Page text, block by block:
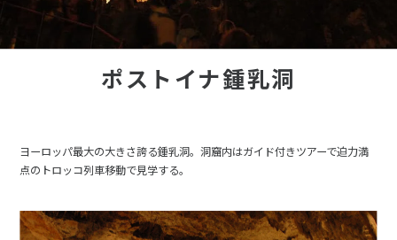
ポストイナ鍾乳洞
ヨーロッパ最大の大きさ誇る鍾乳洞。洞窟内はガイド付きツアーで迫力満
点のトロッコ列車移動で見学する。